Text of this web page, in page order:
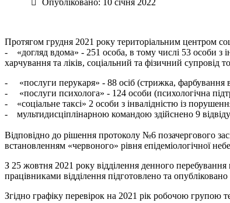
Протягом грудня 2021 року територіальним центром
- «догляд вдома» - 251 особа, в тому числі 53 особи з
харчування та ліків, соціальний та фізичний
- «послуги перукаря» - 88 осіб (стрижка, фарбування
- «послуги психолога» - 124 особи (психологічна
- «соціальне таксі» 2 особи з інвалідністю із
- мультидисціплінарною командою здійснено 9
Відповідно до рішення протоколу №6 позачергового
встановленням «червоного» рівня епідеміологічної
З 25 жовтня 2021 року відділення денного
працівниками відділення підготовлено та
Згідно графіку перевірок на 2021 рік робочою групою